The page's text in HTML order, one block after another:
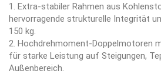
1. Extra-stabiler Rahmen aus
hervorragende strukturelle Integrität
150 kg.
2. Hochdrehmoment-Doppelmotoren
für starke Leistung auf Steigungen,
Außenbereich.